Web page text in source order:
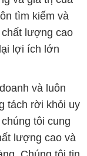
và luôn
tách rời khỏi uy
tôi cung
lượng cao và
Chúng tôi tin
của chúng
đạt được khi